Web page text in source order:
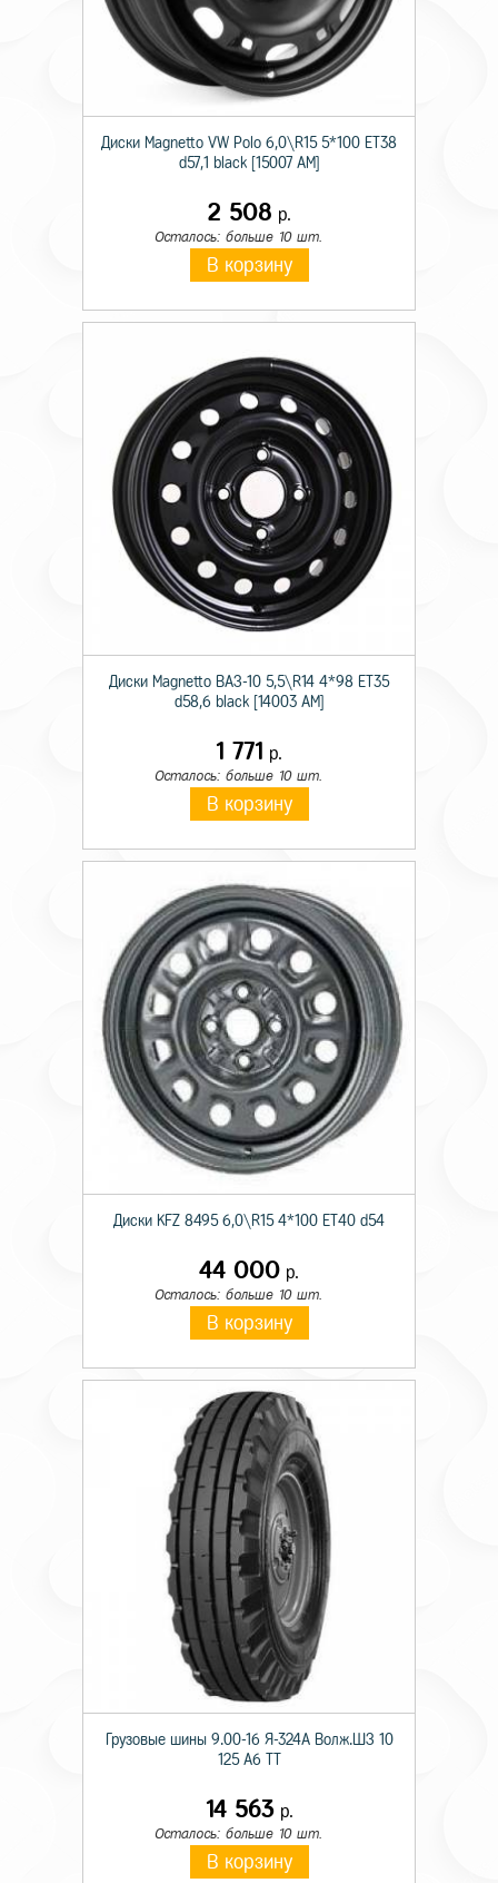
Диски Magnetto VW Polo 6,0\R15 5*100 ET38
d57,1 black [15007 AM]
2 508 р.
Осталось: больше 10 шт.
В корзину
Диски Magnetto ВАЗ-10 5,5\R14 4*98 ET35
d58,6 black [14003 AM]
1 771 р.
Осталось: больше 10 шт.
В корзину
Диски KFZ 8495 6,0\R15 4*100 ET40 d54
44 000 р.
Осталось: больше 10 шт.
В корзину
Грузовые шины 9.00-16 Я-324А Волж.ШЗ 10
125 A6 TT
14 563р.
Осталось: больше 10 шт.
В корзину